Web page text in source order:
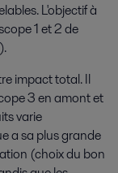
L'objectif à
1 et 2 de
impact total. Il
3 en amont et
varie
a sa plus grande
(choix du bon